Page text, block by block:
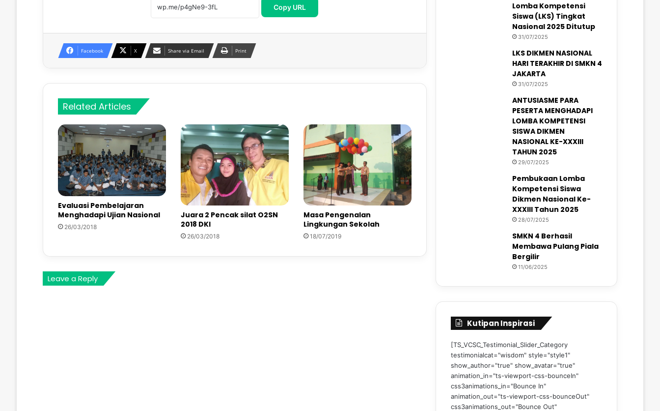
Copy URL
Facebook X Share via Email Print
Related Articles
Evaluasi Pembelajaran
Menghadapi Ujian Nasional
26/03/2018
Juara 2 Pencak silat O2SN
2018 DKI
26/03/2018
Masa Pengenalan
Lingkungan Sekolah
18/07/2019
Leave a Reply
Lomba Kompetensi
Siswa (LKS) Tingkat
Nasional 2025 Ditutup
31/07/2025
LKS DIKMEN NASIONAL
HARI TERAKHIR DI SMKN 4
JAKARTA
31/07/2025
ANTUSIASME PARA
PESERTA MENGHADAPI
LOMBA KOMPETENSI
SISWA DIKMEN
NASIONAL KE-XXXIII
TAHUN 2025
29/07/2025
Pembukaan Lomba
Kompetensi Siswa
Dikmen Nasional Ke-
XXXIII Tahun 2025
28/07/2025
SMKN 4 Berhasil
Membawa Pulang Piala
Bergilir
11/06/2025
Kutipan Inspirasi
[TS_VCSC_Testimonial_Slider_Category
testimonialcat="wisdom" style="style1"
show_author="true" show_avatar="true"
animation_in="ts-viewport-css-bounceIn"
css3animations_in="Bounce In"
animation_out="ts-viewport-css-bounceOut"
css3animations_out="Bounce Out"